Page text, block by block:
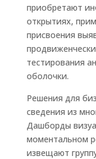
приобретают
открытиях,
присвоения
тестирования
оболочки.
Решения для
сведения из
Дашборды
моментальном
извещают